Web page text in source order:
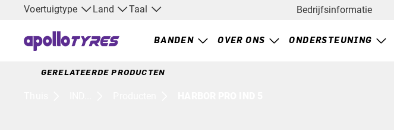
Voertuigtype Land Taal Bedrijfsinformatie
BANDEN OVER ONS ONDERSTEUNING
GERELATEERDE PRODUCTEN